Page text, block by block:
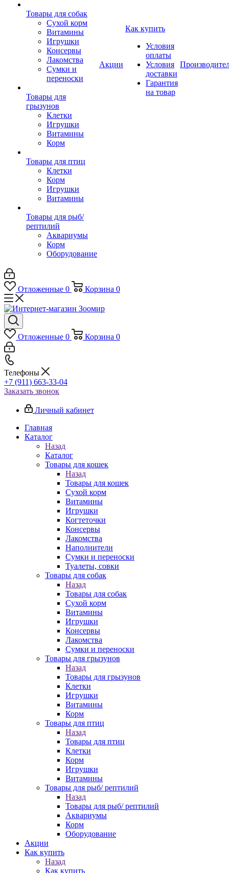
Товары для собак
Cухой корм
Витамины
Игрушки
Консервы
Лакомства
Сумки и
переноски
Товары для
грызунов
Клетки
Игрушки
Витамины
Корм
Товары для птиц
Клетки
Корм
Игрушки
Витамины
Товары для рыб/
рептилий
Аквариумы
Корм
Оборудование
Акции
Как купить
Условия
оплаты
Условия
доставки
Гарантия
на товар
Отложенные 0 Корзина 0
Отложенные 0 Корзина 0
Телефоны
+7 (911) 663-33-04
Заказать звонок
Личный кабинет
Главная
Каталог
Назад
Каталог
Товары для кошек
Назад
Товары для кошек
Cухой корм
Витамины
Игрушки
Когтеточки
Консервы
Лакомства
Наполнители
Сумки и переноски
Туалеты, совки
Товары для собак
Назад
Товары для собак
Cухой корм
Витамины
Игрушки
Консервы
Лакомства
Сумки и переноски
Товары для грызунов
Назад
Товары для грызунов
Клетки
Игрушки
Витамины
Корм
Товары для птиц
Назад
Товары для птиц
Клетки
Корм
Игрушки
Витамины
Товары для рыб/ рептилий
Назад
Товары для рыб/ рептилий
Аквариумы
Корм
Оборудование
Акции
Как купить
Назад
Как купить